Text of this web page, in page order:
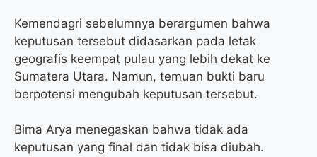
Kemendagri sebelumnya berargumen bahwa
keputusan tersebut didasarkan pada letak
geografis keempat pulau yang lebih dekat ke
Sumatera Utara. Namun, temuan bukti baru
berpotensi mengubah keputusan tersebut.
Bima Arya menegaskan bahwa tidak ada
keputusan yang final dan tidak bisa diubah.